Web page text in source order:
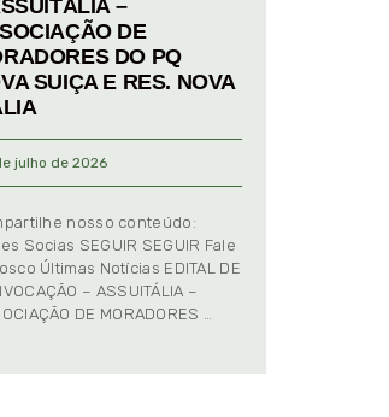
–
DE
DO PQ
SUIÇA E RES. NOVA
julho de 2026
nosso conteúdo:
Socias SEGUIR SEGUIR Fale
Últimas Notícias EDITAL DE
– ASSUITÁLIA –
DE MORADORES …